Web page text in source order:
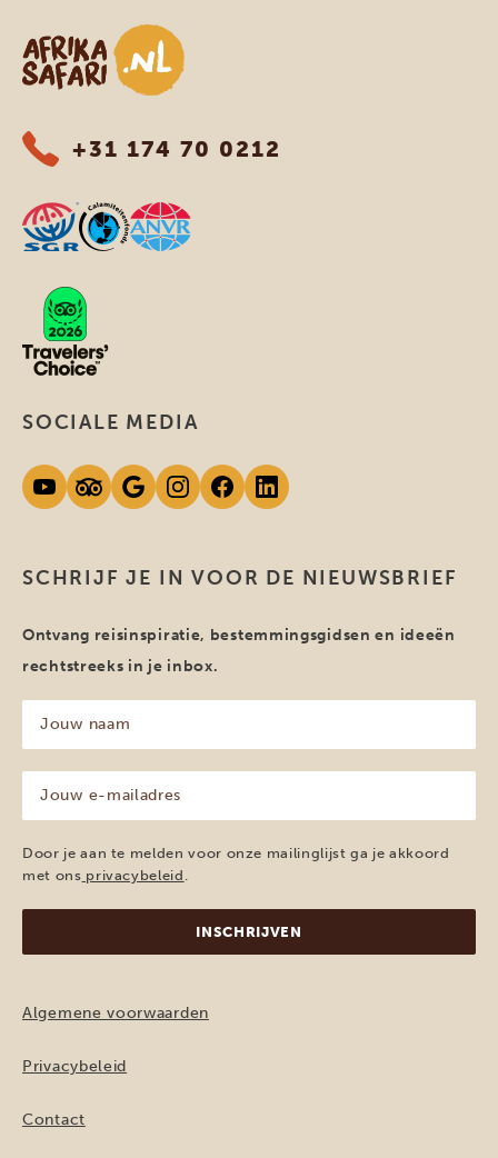
Afrika safari
+31 174 70 0212
SCHRIJF JE IN VOOR DE NIEUWSBRIEF
Ontvang reisinspiratie, bestemmingsgidsen en ideeën
rechtstreeks in je inbox.
naam
(Vereist)
mailadres
(Vereist)
Door je aan te melden voor onze mailinglijst ga je akkoord
met ons privacybeleid .
SOCIALE MEDIA
Algemene voorwaarden
Privacybeleid
Contact